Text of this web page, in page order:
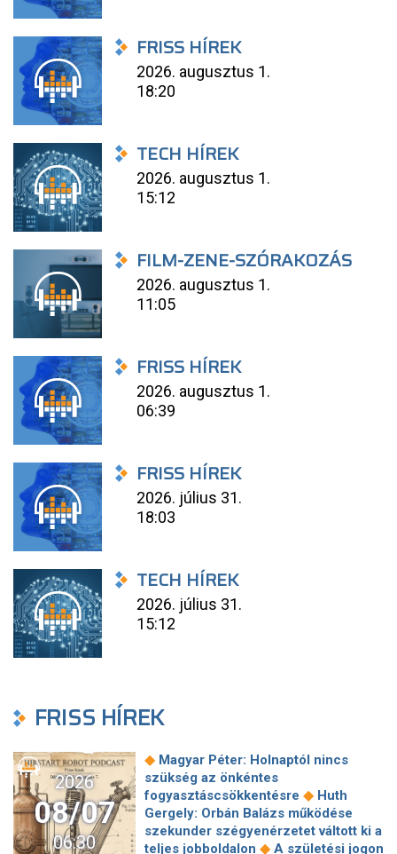
FRISS HÍREK
2026. augusztus 1.
18:20
TECH HÍREK
2026. augusztus 1.
15:12
FILM-ZENE-SZÓRAKOZÁS
2026. augusztus 1.
11:05
FRISS HÍREK
2026. augusztus 1.
06:39
FRISS HÍREK
2026. július 31.
18:03
TECH HÍREK
2026. július 31.
15:12
FRISS HÍREK
2026
08/07
06:30
◆ Magyar Péter: Holnaptól nincs
szükség az önkéntes
fogyasztáscsökkentésre ◆ Huth
Gergely: Orbán Balázs működése
szekunder szégyenérzetet váltott ki a
teljes jobboldalon ◆ A születési jogon